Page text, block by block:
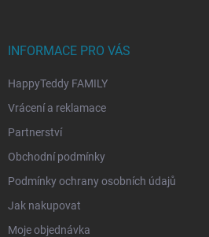
INFORMACE PRO VÁS
HappyTeddy FAMILY
Vrácení a reklamace
Partnerství
Obchodní podmínky
Podmínky ochrany osobních údajů
Jak nakupovat
Moje objednávka